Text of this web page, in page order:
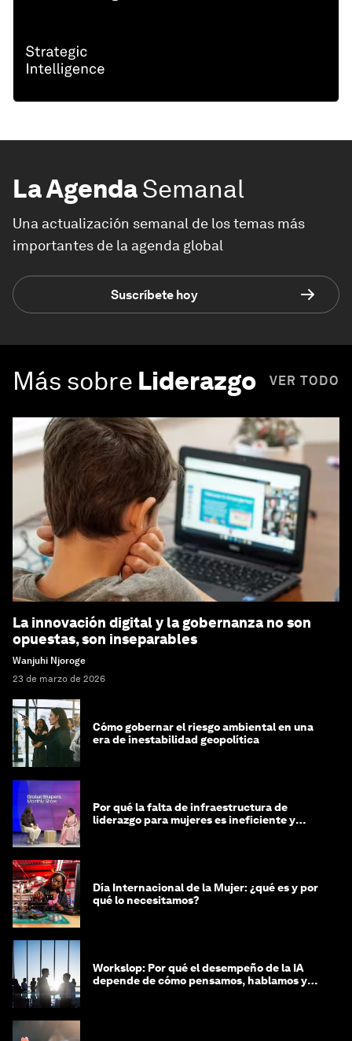
La AgendaSemanal
Una actualización semanal de los temas más
importantes de la agenda global
Suscríbete hoy
Más sobre Liderazgo VER TODO
La innovación digital y la gobernanza no son
opuestas, son inseparables
Wanjuhi Njoroge
23 de marzo de 2026
Cómo gobernar el riesgo ambiental en una
era de inestabilidad geopolítica
Por qué la falta de infraestructura de
liderazgo para mujeres es ineficiente y
Día Internacional de la Mujer: ¿qué es y por
qué lo necesitamos?
Workslop: Por qué el desempeño de la IA
depende de cómo pensamos, hablamos y